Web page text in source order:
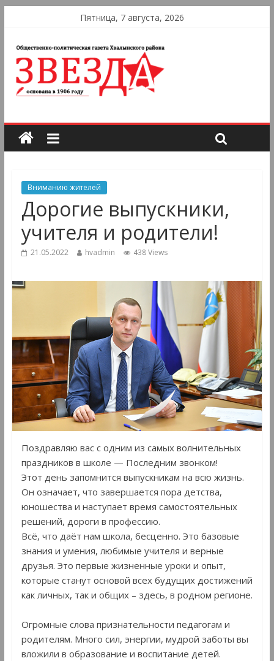
Пятница, 7 августа, 2026
Вниманию жителей
Дорогие выпускники,
учителя и родители!
21.05.2022 hvadmin 438 Views
Поздравляю вас с одним из самых волнительных
праздников в школе — Последним звонком!
Этот день запомнится выпускникам на всю жизнь.
Он означает, что завершается пора детства,
юношества и наступает время самостоятельных
решений, дороги в профессию.
Всё, что даёт нам школа, бесценно. Это базовые
знания и умения, любимые учителя и верные
друзья. Это первые жизненные уроки и опыт,
которые станут основой всех будущих достижений
как личных, так и общих – здесь, в родном регионе.
Огромные слова признательности педагогам и
родителям. Много сил, энергии, мудрой заботы вы
вложили в образование и воспитание детей.